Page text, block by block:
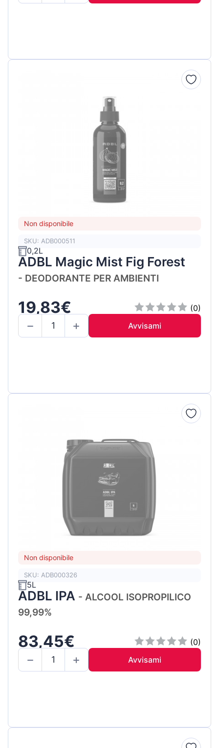
Non disponibile
SKU: ADB000511
0,2L
ADBL Magic Mist Fig Forest
- DEODORANTE PER AMBIENTI
19,83€
(0)
Avvisami
Non disponibile
SKU: ADB000326
5L
ADBL IPA - ALCOOL ISOPROPILICO
99,99%
83,45€
(0)
Avvisami